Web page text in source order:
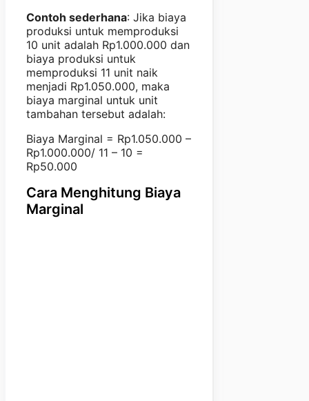
Contoh sederhana: Jika biaya
produksi untuk memproduksi
10 unit adalah Rp1.000.000 dan
biaya produksi untuk
memproduksi 11 unit naik
menjadi Rp1.050.000, maka
biaya marginal untuk unit
tambahan tersebut adalah:
Biaya Marginal = Rp1.050.000 –
Rp1.000.000/ 11 – 10 =
Rp50.000
Cara Menghitung Biaya
Marginal